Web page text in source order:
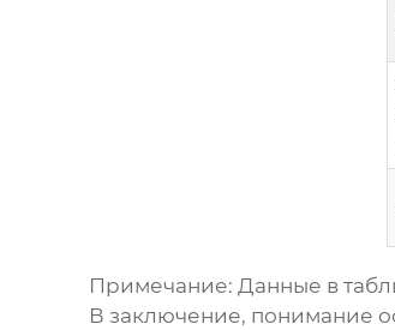
Примечание: Данные в
В заключение, понимание